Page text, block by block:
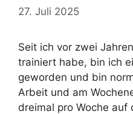
27. Juli 2025
Seit ich vor zwei
trainiert habe, bin ich
geworden und bin
Arbeit und am
dreimal pro Woche